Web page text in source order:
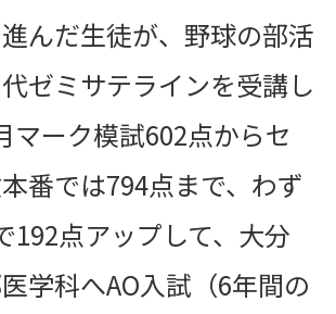
んだ生徒が、野球の部活
ゼミサテラインを受講し
マーク模試602点からセ
番では794点まで、わず
192点アップして、大分
学科へAO入試（6年間の